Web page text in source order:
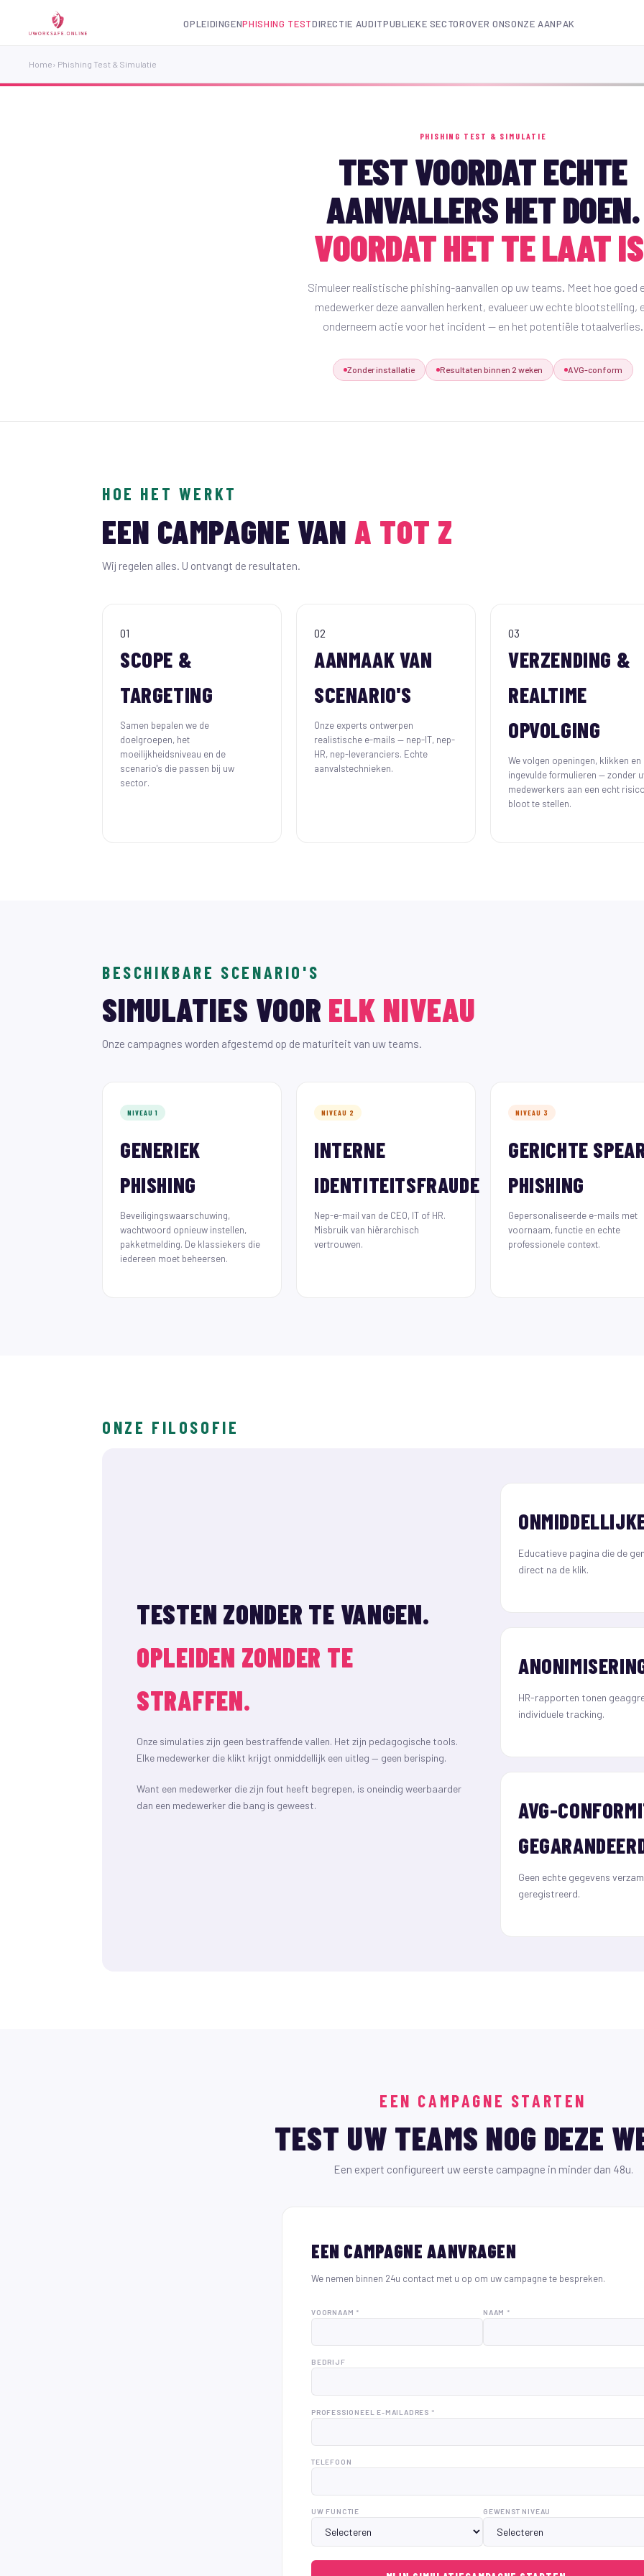
OPLEIDINGENPHISHING TESTDIRECTIE AUDITPUBLIEKE SECTOROVER ONSONZE AANPAK
Home› Phishing Test & Simulatie
PHISHING TEST & SIMULATIE
TEST VOORDAT ECHTE
AANVALLERS HET DOEN.
VOORDAT HET TE LAAT
Simuleer realistische phishing-aanvallen op uw teams. Meet hoe goed
medewerker deze aanvallen herkent, evalueer uw echte blootstelling,
onderneem actie voor het incident — en het potentiële totaalverlies.
Zonder installatie Resultaten binnen 2 weken AVG-conform
HOE HET WERKT
EEN CAMPAGNE VAN A TOT Z
Wij regelen alles. U ontvangt de resultaten.
01
SCOPE &
TARGETING
Samen bepalen we de
doelgroepen, het
moeilijkheidsniveau en de
scenario's die passen bij uw
sector.
02
AANMAAK VAN
SCENARIO'S
Onze experts ontwerpen
realistische e-mails — nep-IT, nep-
HR, nep-leveranciers. Echte
aanvalstechnieken.
03
VERZENDING &
REALTIME
OPVOLGING
We volgen openingen, klikken en
ingevulde formulieren — zonder
medewerkers aan een echt
bloot te stellen.
BESCHIKBARE SCENARIO'S
SIMULATIES VOOR ELK NIVEAU
Onze campagnes worden afgestemd op de maturiteit van uw teams.
NIVEAU 1
GENERIEK
PHISHING
Beveiligingswaarschuwing,
wachtwoord opnieuw instellen,
pakketmelding. De klassiekers die
iedereen moet beheersen.
NIVEAU 2
INTERNE
IDENTITEITSFRAUDE
Nep-e-mail van de CEO, IT of HR.
Misbruik van hiërarchisch
vertrouwen.
NIVEAU 3
GERICHTE
PHISHING
Gepersonaliseerde e-mails met
voornaam, functie en echte
professionele context.
ONZE FILOSOFIE
TESTEN ZONDER TE VANGEN.
OPLEIDEN ZONDER TE
STRAFFEN.
Onze simulaties zijn geen bestraffende vallen. Het zijn pedagogische tools.
Elke medewerker die klikt krijgt onmiddellijk een uitleg — geen berisping.
Want een medewerker die zijn fout heeft begrepen, is oneindig weerbaarder
dan een medewerker die bang is geweest.
Educatieve pagina die de
direct na de klik.
HR-rapporten tonen
individuele tracking.
AVG-
Geen echte gegevens
geregistreerd.
EEN CAMPAGNE STARTEN
TEST UW TEAMS NOG DEZE
Een expert configureert uw eerste campagne in minder dan 48u.
EEN CAMPAGNE AANVRAGEN
We nemen binnen 24u contact met u op om uw campagne te bespreken.
VOORNAAM * NAAM *
BEDRIJF
PROFESSIONEEL E-MAILADRES *
TELEFOON
UW FUNCTIE GEWENST NIVEAU